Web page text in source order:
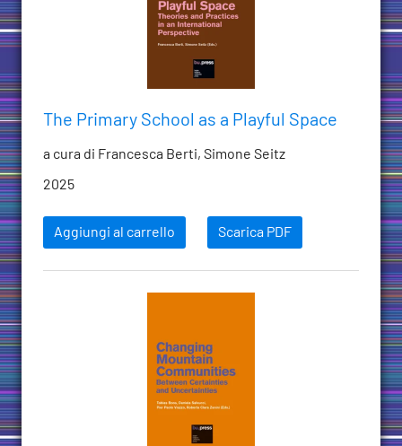
The Primary School as a Playful Space
a cura di Francesca Berti, Simone Seitz
2025
Aggiungi al carrello Scarica PDF